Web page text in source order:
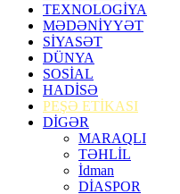
TEXNOLOGİYA
MƏDƏNİYYƏT
SİYASƏT
DÜNYA
SOSİAL
HADİSƏ
PEŞƏ ETİKASI
DİGƏR
MARAQLI
TƏHLİL
İdman
DİASPOR